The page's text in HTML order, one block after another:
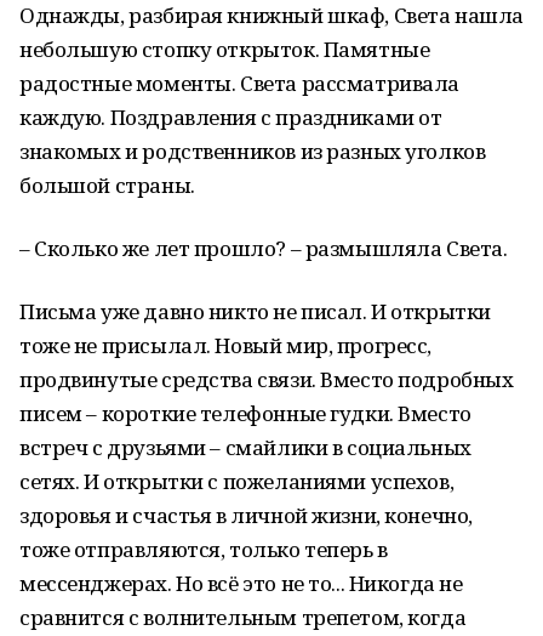
Однажды, разбирая книжный шкаф, Света нашла
небольшую стопку открыток. Памятные
радостные моменты. Света рассматривала
каждую. Поздравления с праздниками от
знакомых и родственников из разных уголков
большой страны.
– Сколько же лет прошло? – размышляла Света.
Письма уже давно никто не писал. И открытки
тоже не присылал. Новый мир, прогресс,
продвинутые средства связи. Вместо подробных
писем – короткие телефонные гудки. Вместо
встреч с друзьями – смайлики в социальных
сетях. И открытки с пожеланиями успехов,
здоровья и счастья в личной жизни, конечно,
тоже отправляются, только теперь в
мессенджерах. Но всё это не то... Никогда не
сравнится с волнительным трепетом, когда